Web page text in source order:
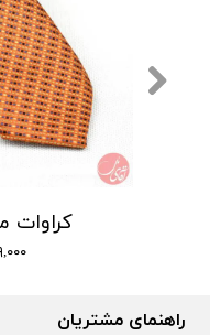
کراوات
راهنمای مشتریان